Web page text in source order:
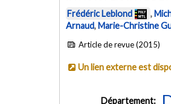
Frédéric Leblond ,
Arnaud,Marie-Christine
Article de revue (2015)
Un lien externe est
Département: